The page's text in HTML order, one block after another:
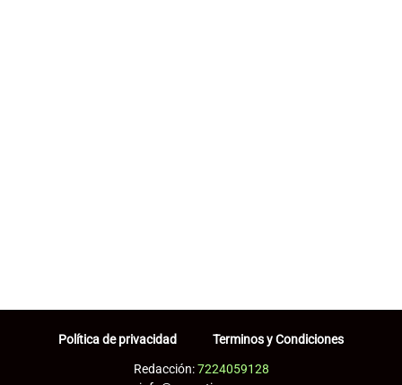
Política de privacidad Terminos y Condiciones
Redacción:7224059128